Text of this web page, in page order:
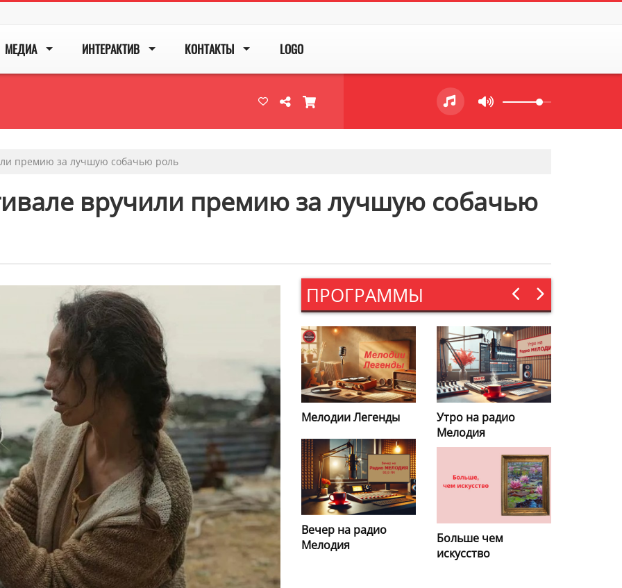
МЕДИА ИНТЕРАКТИВ КОНТАКТЫ LOGO
премию за лучшую собачью роль
вручили премию за лучшую собачью
ПРОГРАММЫ
Мелодии Легенды
Вечер на радио
Мелодия
Утро на радио
Больше чем
искусство
Кулинарная
энциклопедия
Избранные
удовольствия